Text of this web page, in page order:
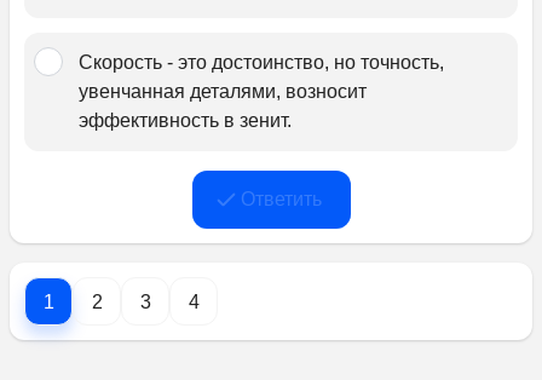
Скорость - это достоинство, но точность,
увенчанная деталями, возносит
эффективность в зенит.
Ответить
1 2 3 4